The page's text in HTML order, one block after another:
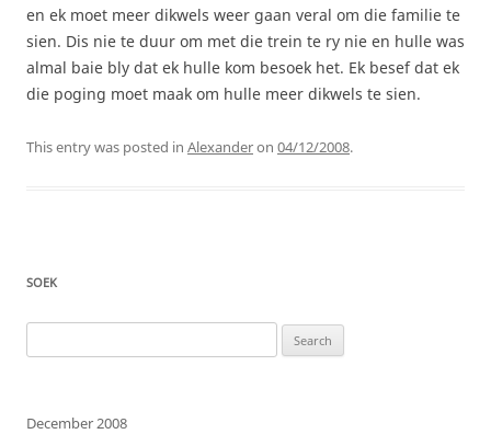
en ek moet meer dikwels weer gaan veral om die familie te
sien. Dis nie te duur om met die trein te ry nie en hulle was
almal baie bly dat ek hulle kom besoek het. Ek besef dat ek
die poging moet maak om hulle meer dikwels te sien.
This entry was posted in Alexanderon 04/12/2008.
SOEK
for:
December 2008